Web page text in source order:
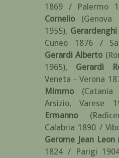
1869 / Palermo
Cornelio
1955),
Cuneo 1876 /
Gerardi Alberto
1965), Gerardi
Veneta - Verona
Mimmo
Arsizio, Varese
Ermanno
Calabria 1890 /
Gerome Jean Leon
1824 / Parigi